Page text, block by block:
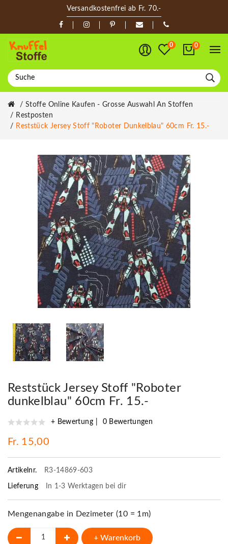
Versandkostenfrei ab Fr. 70.-
0 0
Stoffe Online Kaufen - Grosse Auswahl An Stoffen
Restposten
Reststück Jersey Stoff "Roboter Dunkelblau" 60cm Fr. 15.-
Reststück Jersey Stoff "Roboter
dunkelblau" 60cm Fr. 15.-
+ Bewertung 0 Bewertungen
Fr. 15,00
Artikelnr. R3-14869-603
Lieferung In 1-3 Werktagen bei dir
Mengenangabe in Dezimeter (10 = 1m)
+ Warenkorb